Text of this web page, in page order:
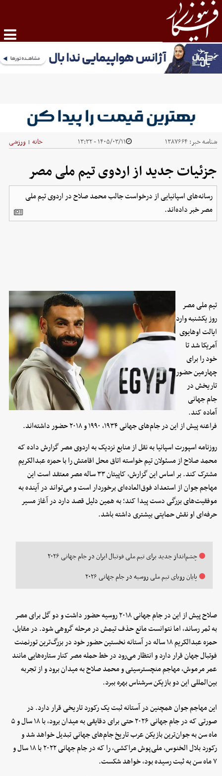
شناسه خبر: ۱۳۸۷۶۶۴ ۱۴۰۵/۰۳/۱۱ - ۱۳:۳۲ خانه | ورزشی
جزئیات جدید از اردوی تیم ملی مصر
رسانه‌های اسپانیایی از درخواست جالب محمد صلاح در اردوی تیم ملی
مصر خبر داده‌اند.
تیم ملی مصر
روز یکشنبه وارد
ایالت اوهایوی
آمریکا شد تا
خود را برای
چهارمین حضور
تاریخش در
جام جهانی
آماده کند.
فراعنه پیش از این در جام‌های جهانی ۱۹۳۴، ۱۹۹۰ و ۲۰۱۸ حضور داشته‌اند.
روزنامه اسپورت اسپانیا به نقل از منابع نزدیک به اردوی مصر گزارش داده که
محمد صلاح از مسئولان تیم خواسته اتاق محل اقامتش را با حمزه عبدالکریم
مشترک کند. بر اساس این گزارش، کاپیتان ۳۳ ساله مصر معتقد است این
مهاجم جوان از استعداد فوق‌العاده‌ای برخوردار است و می‌تواند در آینده به
موفقیت‌های بزرگی دست پیدا کند؛ به همین دلیل قصد دارد در آغاز مسیر
حرفه‌ای او نقش حمایتی بیشتری داشته باشد.
چشم‌انداز جدید برای تیم ملی فوتبال ایران در جام جهانی ۲۰۲۶
پایان رویای تیم ملی روسیه در جام جهانی ۲۰۲۶
صلاح پیش از این در جام جهانی ۲۰۱۸ روسیه حضور داشت و دو گل برای مصر
به ثمر رساند، اما نتوانست مانع حذف تیمش در مرحله گروهی شود. در مقابل،
حمزه عبدالکریم ۱۸ ساله در آستانه نخستین حضور خود در بزرگ‌ترین تورنمنت
فوتبال جهان قرار دارد و انتظار می‌رود در خط حمله مصر کنار ستاره‌هایی مانند
عمر مرموش، مهاجم منچسترسیتی و محمد صلاح به میدان برود و از تجربه
بین‌المللی این دو بازیکن سرشناس بهره ببرد.
این مهاجم جوان همچنین در آستانه ثبت یک رکورد تاریخی قرار دارد. در
صورتی که در جام جهانی ۲۰۲۶ حتی برای دقایقی به میدان برود، با ۱۸ سال و ۵
ماه سن به جوان‌ترین بازیکن عرب تاریخ جام‌های جهانی تبدیل خواهد شد و
رکورد بلال الخنوس، ملی‌پوش مراکشی، را که در جام جهانی ۲۰۲۲ با ۱۸ سال و
۷ ماه سن به ثبت رسیده بود، خواهد شکست.